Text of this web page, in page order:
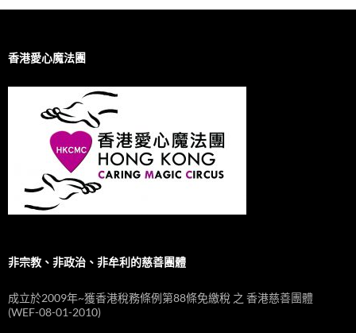
香港愛心魔法團
非宗教、非政治、非牟利的慈善團體
成立於2009年~獲香港稅務條例第88條免繳稅 之 香港慈善團體
(WEF-08-01-2010)